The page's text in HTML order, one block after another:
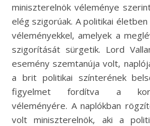
miniszterelnök véleménye
elég szigorúak. A politikai
véleményekkel, amelyek a
szigorítását sürgetik. Lord
esemény szemtanúja volt,
a brit politikai színterének
figyelmet fordítva a
véleményére. A naplókban
volt miniszterelnök, aki a